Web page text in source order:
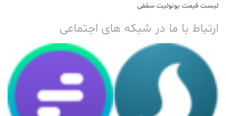
لیست قیمت یونولیت سقفی
ارتباط با ما در شبکه های اجتماعی